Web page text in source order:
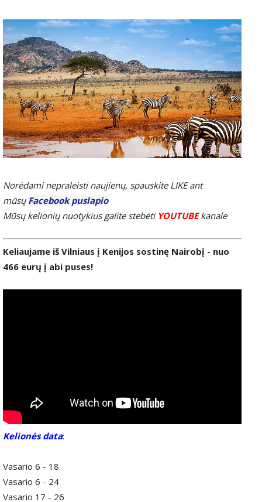
Norėdami nepraleisti naujienų, spauskite LIKE ant
mūsų Facebook puslapio
Mūsų kelionių nuotykius galite stebėti YOUTUBEkanale
Keliaujame iš Vilniaus į Kenijos sostinę Nairobį - nuo
466 eurų į abi puses!
Kelionės data:
Vasario 6 - 18
Vasario 6 - 24
Vasario 17 - 26